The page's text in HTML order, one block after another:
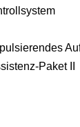
Paket II